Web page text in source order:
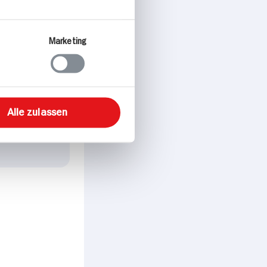
Marketing
Alle zulassen
p. Portion